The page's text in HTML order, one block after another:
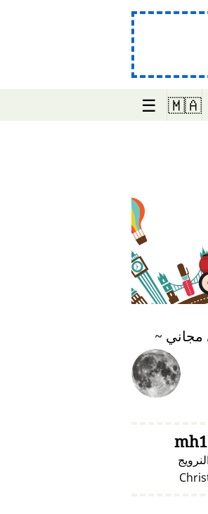
🇲🇦
☰
مجاني ~
النرويج